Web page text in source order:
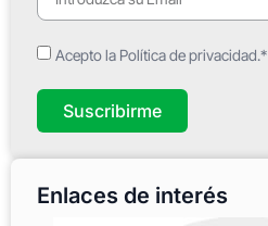
Acepto la Política de privacidad.*
Suscribirme
Enlaces de interés